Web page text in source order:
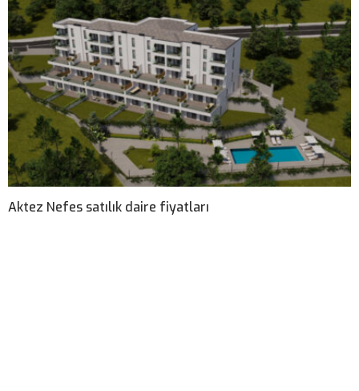
Aktez Nefes satılık daire fiyatları